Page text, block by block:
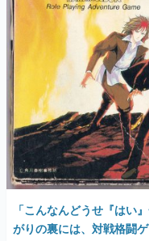
「こんなんどうせ『はい
がりの裏には、対戦格闘